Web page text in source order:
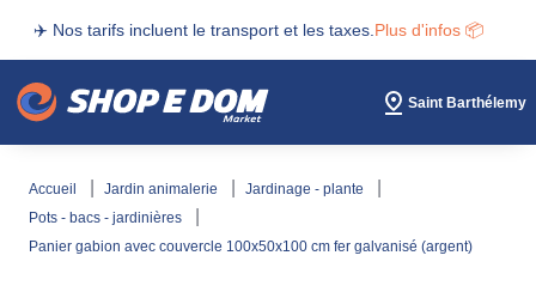
✈️ Nos tarifs incluent le transport et les taxes. Plus d'infos 📦
Saint Barthélemy
accueil jardin animalerie
jardinage - plante
pots - bacs - jardinières
panier gabion avec couvercle 100x50x100 cm fer galvanisé (argent)